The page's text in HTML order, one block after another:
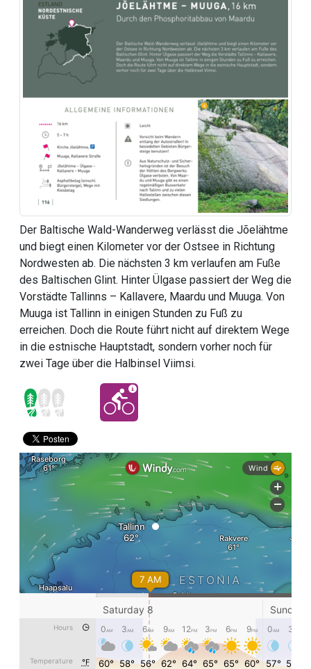
Der Baltische Wald-Wanderweg verlässt die Jõelähtme
und biegt einen Kilometer vor der Ostsee in Richtung
Nordwesten ab. Die nächsten 3 km verlaufen am Fuße
des Baltischen Glint. Hinter Ülgase passiert der Weg die
Vorstädte Tallinns – Kallavere, Maardu und Muuga. Von
Muuga ist Tallinn in einigen Stunden zu Fuß zu
erreichen. Doch die Route führt nicht auf direktem Wege
in die estnische Hauptstadt, sondern vorher noch für
zwei Tage über die Halbinsel Viimsi.